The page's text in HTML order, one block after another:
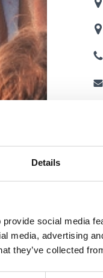
Details
social media
media, advertising
they’ve collected